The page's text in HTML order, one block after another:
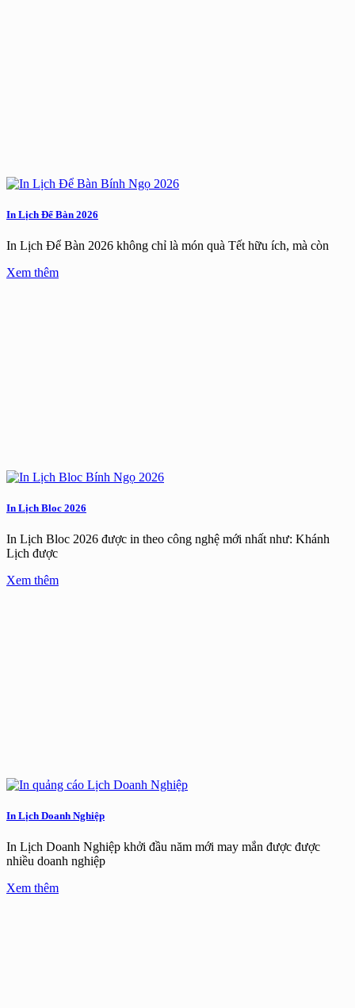
In Lịch Để Bàn 2026
In Lịch Để Bàn 2026 không chỉ là món quà Tết hữu ích, mà còn
Xem thêm
In Lịch Bloc 2026
In Lịch Bloc 2026 được in theo công nghệ mới nhất như: Khánh
Lịch được
Xem thêm
In Lịch Doanh Nghiệp
In Lịch Doanh Nghiệp khởi đầu năm mới may mắn được được
nhiều doanh nghiệp
Xem thêm